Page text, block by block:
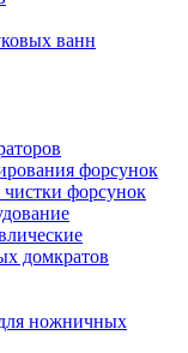
ванн
форсунок
чистки форсунок
домкратов
ножничных